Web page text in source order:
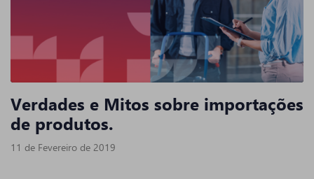
Verdades e Mitos sobre importações
de produtos.
11 de Fevereiro de 2019